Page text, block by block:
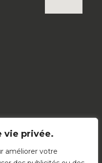
vie privée.
améliorer votre